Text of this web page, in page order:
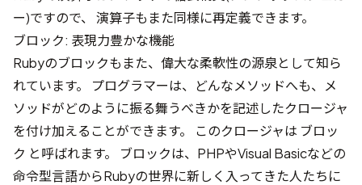
ー)ですので、 演算子もまた同様に再定義できます。
ブロック: 表現力豊かな機能
Rubyのブロックもまた、偉大な柔軟性の源泉として知ら
れています。 プログラマーは、どんなメソッドへも、メ
ソッドがどのように振る舞うべきかを記述したクロージャ
を付け加えることができます。 このクロージャは ブロッ
ク と呼ばれます。 ブロックは、PHPやVisual Basicなどの
命令型言語からRubyの世界に新しく入ってきた人たちに